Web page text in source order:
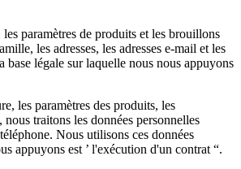
paramètres de produits et les brouillons
les adresses, les adresses e-mail et les
légale sur laquelle nous nous appuyons
les paramètres des produits, les
traitons les données personnelles
Nous utilisons ces données
appuyons est ’ l'exécution d'un contrat “.